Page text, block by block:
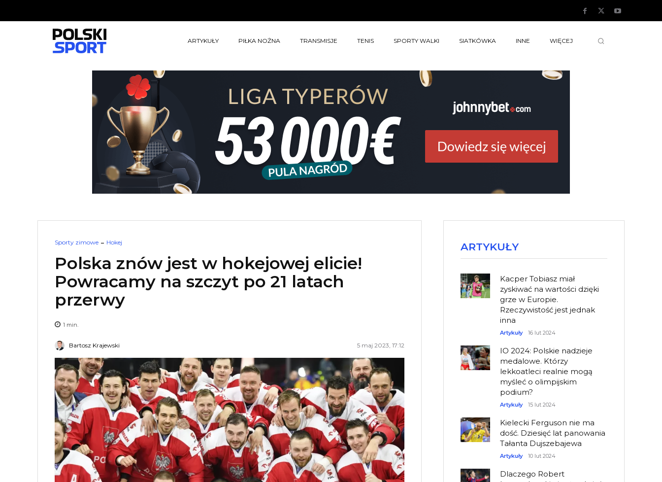
ARTYKUŁY PIŁKA NOŻNA TRANSMISJE TENIS SPORTY WALKI SIATKÓWKA INNE WIĘCEJ
Sporty zimowe Hokej
Polska znów jest w hokejowej elicie!
Powracamy na szczyt po 21 latach
przerwy
1 min.
Bartosz Krajewski 5 maj 2023, 17:12
ARTYKUŁY
Kacper Tobiasz miał
zyskiwać na wartości dzięki
grze w Europie.
Rzeczywistość jest jednak
inna
Artykuły 16 lut 2024
IO 2024: Polskie nadzieje
medalowe. Którzy
lekkoatleci realnie mogą
myśleć o olimpijskim
podium?
Artykuły 15 lut 2024
Kielecki Ferguson nie ma
dość. Dziesięć lat panowania
Tałanta Dujszebajewa
Artykuły 10 lut 2024
Dlaczego Robert